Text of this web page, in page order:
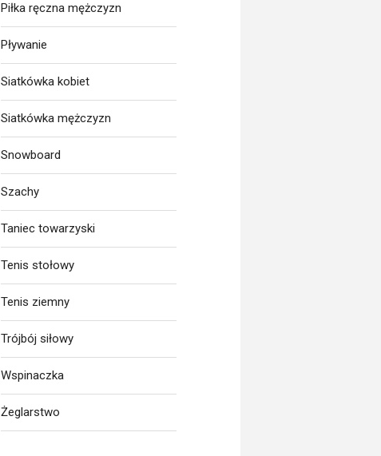
Piłka ręczna mężczyzn
Pływanie
Siatkówka kobiet
Siatkówka mężczyzn
Snowboard
Szachy
Taniec towarzyski
Tenis stołowy
Tenis ziemny
Trójbój siłowy
Wspinaczka
Żeglarstwo